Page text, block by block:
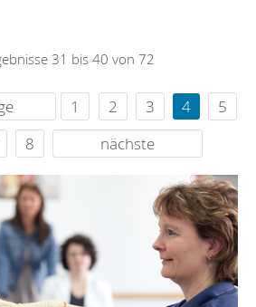
31 bis 40 von 72
1 2 3 4
5
8 nächste